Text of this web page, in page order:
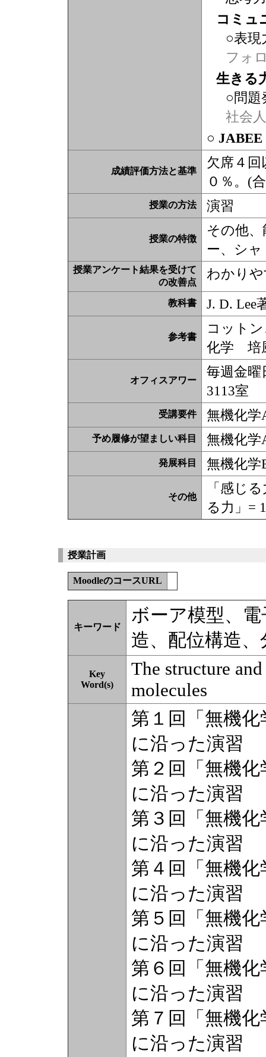
コミュ
○表現
フォ
生きる
○問題
社会
○
成績評価方法と基準
欠席４
０％。(
授業の方法 演習
授業の特徴
その他
ー、シ
授業アンケート結果を受けて
の改善点
わかり
教科書 J. D.
参考書
コット
化学 培
オフィスアワー
毎週金曜
3113室
受講要件 無機化
予め履修が望ましい科目 無機化学
発展科目 無機化学
その他
「感じ
る力」=
授業計画
MoodleのコースURL
キーワード
ボーア模型、
造、配位構造
Key
Word(s)
The structure
molecules
第１回「無機
に沿った演習
第２回「無機
に沿った演習
第３回「無機
に沿った演習
第４回「無機
に沿った演習
第５回「無機
に沿った演習
第６回「無機
に沿った演習
第７回「無機
に沿った演習